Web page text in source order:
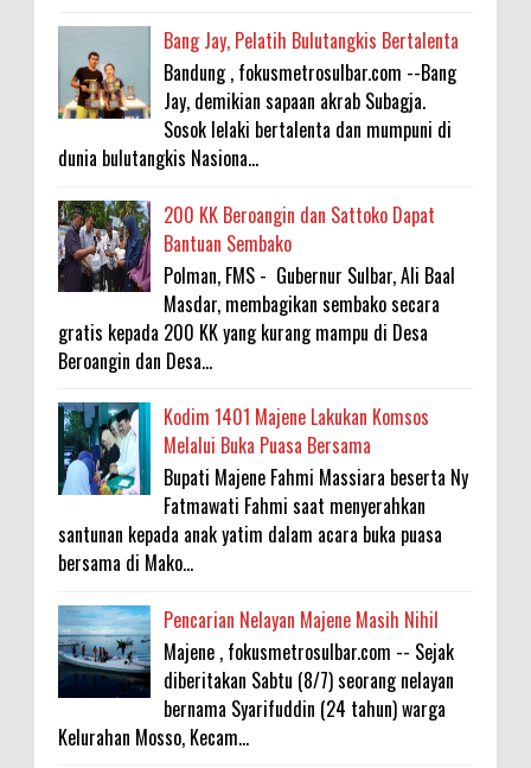
Bang Jay, Pelatih Bulutangkis Bertalenta
Bandung , fokusmetrosulbar.com --Bang
Jay, demikian sapaan akrab Subagja.
Sosok lelaki bertalenta dan mumpuni di
dunia bulutangkis Nasiona...
200 KK Beroangin dan Sattoko Dapat
Bantuan Sembako
Polman, FMS - Gubernur Sulbar, Ali Baal
Masdar, membagikan sembako secara
gratis kepada 200 KK yang kurang mampu di Desa
Beroangin dan Desa...
Kodim 1401 Majene Lakukan Komsos
Melalui Buka Puasa Bersama
Bupati Majene Fahmi Massiara beserta Ny
Fatmawati Fahmi saat menyerahkan
santunan kepada anak yatim dalam acara buka puasa
bersama di Mako...
Pencarian Nelayan Majene Masih Nihil
Majene , fokusmetrosulbar.com -- Sejak
diberitakan Sabtu (8/7) seorang nelayan
bernama Syarifuddin (24 tahun) warga
Kelurahan Mosso, Kecam...